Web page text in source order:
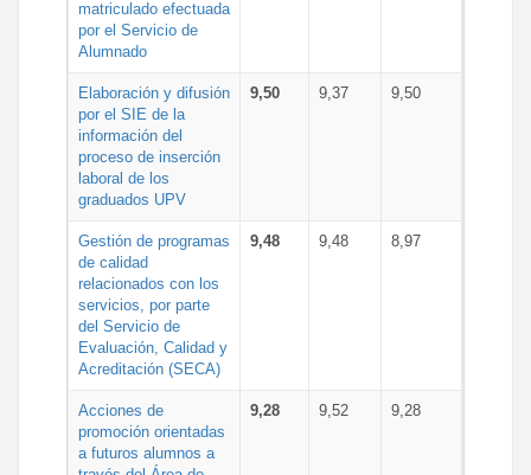
matriculado efectuada
por el Servicio de
Alumnado
Elaboración y difusión
por el SIE de la
información del
proceso de inserción
laboral de los
graduados UPV
9,50 9,37 9,50
Gestión de programas
de calidad
relacionados con los
servicios, por parte
del Servicio de
Evaluación, Calidad y
Acreditación (SECA)
9,48 9,48 8,97
Acciones de
promoción orientadas
a futuros alumnos a
9,28 9,52 9,28